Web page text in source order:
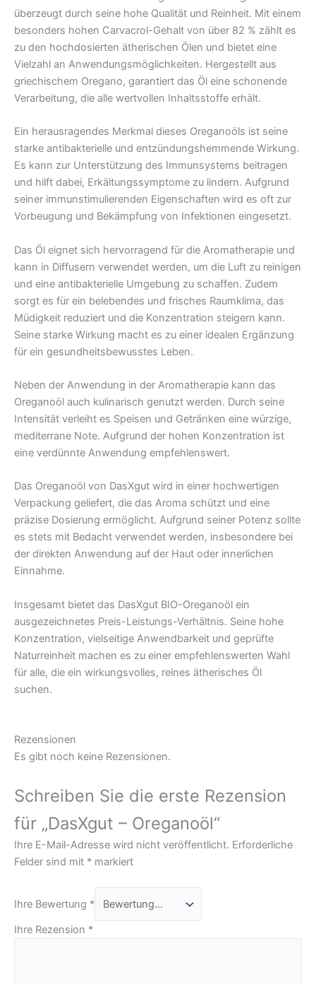
überzeugt durch seine hohe Qualität und Reinheit. Mit einem
besonders hohen Carvacrol-Gehalt von über 82 % zählt es
zu den hochdosierten ätherischen Ölen und bietet eine
Vielzahl an Anwendungsmöglichkeiten. Hergestellt aus
griechischem Oregano, garantiert das Öl eine schonende
Verarbeitung, die alle wertvollen Inhaltsstoffe erhält.
Ein herausragendes Merkmal dieses Oreganoöls ist seine
starke antibakterielle und entzündungshemmende Wirkung.
Es kann zur Unterstützung des Immunsystems beitragen
und hilft dabei, Erkältungssymptome zu lindern. Aufgrund
seiner immunstimulierenden Eigenschaften wird es oft zur
Vorbeugung und Bekämpfung von Infektionen eingesetzt.
Das Öl eignet sich hervorragend für die Aromatherapie und
kann in Diffusern verwendet werden, um die Luft zu reinigen
und eine antibakterielle Umgebung zu schaffen. Zudem
sorgt es für ein belebendes und frisches Raumklima, das
Müdigkeit reduziert und die Konzentration steigern kann.
Seine starke Wirkung macht es zu einer idealen Ergänzung
für ein gesundheitsbewusstes Leben.
Neben der Anwendung in der Aromatherapie kann das
Oreganoöl auch kulinarisch genutzt werden. Durch seine
Intensität verleiht es Speisen und Getränken eine würzige,
mediterrane Note. Aufgrund der hohen Konzentration ist
eine verdünnte Anwendung empfehlenswert.
Das Oreganoöl von DasXgut wird in einer hochwertigen
Verpackung geliefert, die das Aroma schützt und eine
präzise Dosierung ermöglicht. Aufgrund seiner Potenz sollte
es stets mit Bedacht verwendet werden, insbesondere bei
der direkten Anwendung auf der Haut oder innerlichen
Einnahme.
Insgesamt bietet das DasXgut BIO-Oreganoöl ein
ausgezeichnetes Preis-Leistungs-Verhältnis. Seine hohe
Konzentration, vielseitige Anwendbarkeit und geprüfte
Naturreinheit machen es zu einer empfehlenswerten Wahl
für alle, die ein wirkungsvolles, reines ätherisches Öl
suchen.
Rezensionen
Es gibt noch keine Rezensionen.
Schreiben Sie die erste Rezension
für „DasXgut – Oreganoöl“
Ihre E-Mail-Adresse wird nicht veröffentlicht. Erforderliche
Felder sind mit * markiert
Ihre Bewertung *
Ihre Rezension *